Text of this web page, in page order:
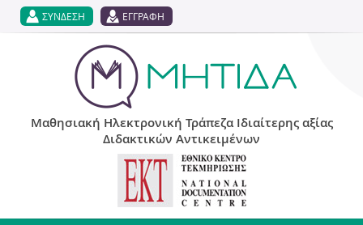
Jump to navigation
ΣΥΝΔΕΣΗ ΕΓΓΡΑΦΗ
Μαθησιακή Ηλεκτρονική Τράπεζα Ιδιαίτερης αξίας
Διδακτικών Αντικειμένων